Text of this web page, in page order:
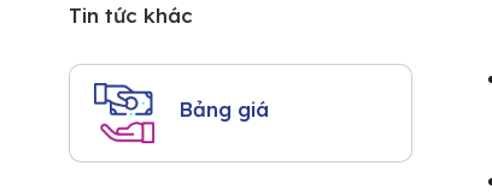
Tin tức khác
Bảng giá